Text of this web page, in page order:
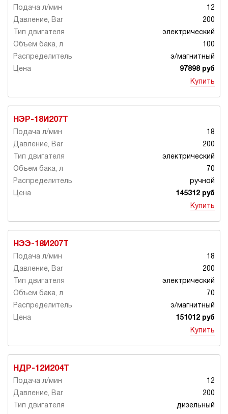
12
200
электрический
100
э/магнитный
97898 руб
Купить
НЭР-18И207Т
18
200
электрический
70
ручной
145312 руб
Купить
НЭЭ-18И207Т
18
200
электрический
70
э/магнитный
151012 руб
Купить
НДР-12И204Т
12
200
дизельный